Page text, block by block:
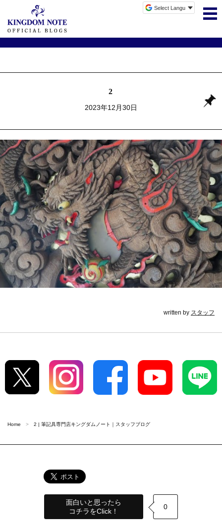
2
2023年12月30日
written by スタッフ
Home 2 | 筆記具専門店キングダムノート｜スタッフブログ
面白いと思ったら
コチラをClick！
0